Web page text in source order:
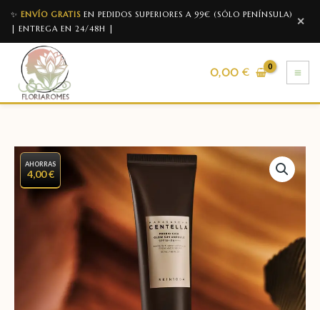
✨ ENVÍO GRATIS EN PEDIDOS SUPERIORES A 99€ (SÓLO PENÍNSULA)
| ENTREGA EN 24/48H |
✕
0,00€
AHORRAS
4,00 €